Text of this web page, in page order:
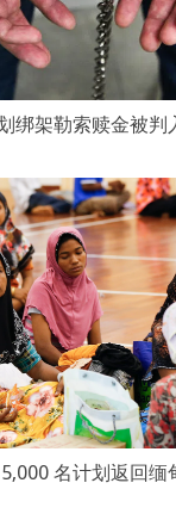
绑架勒索赎金被判
名计划返回缅